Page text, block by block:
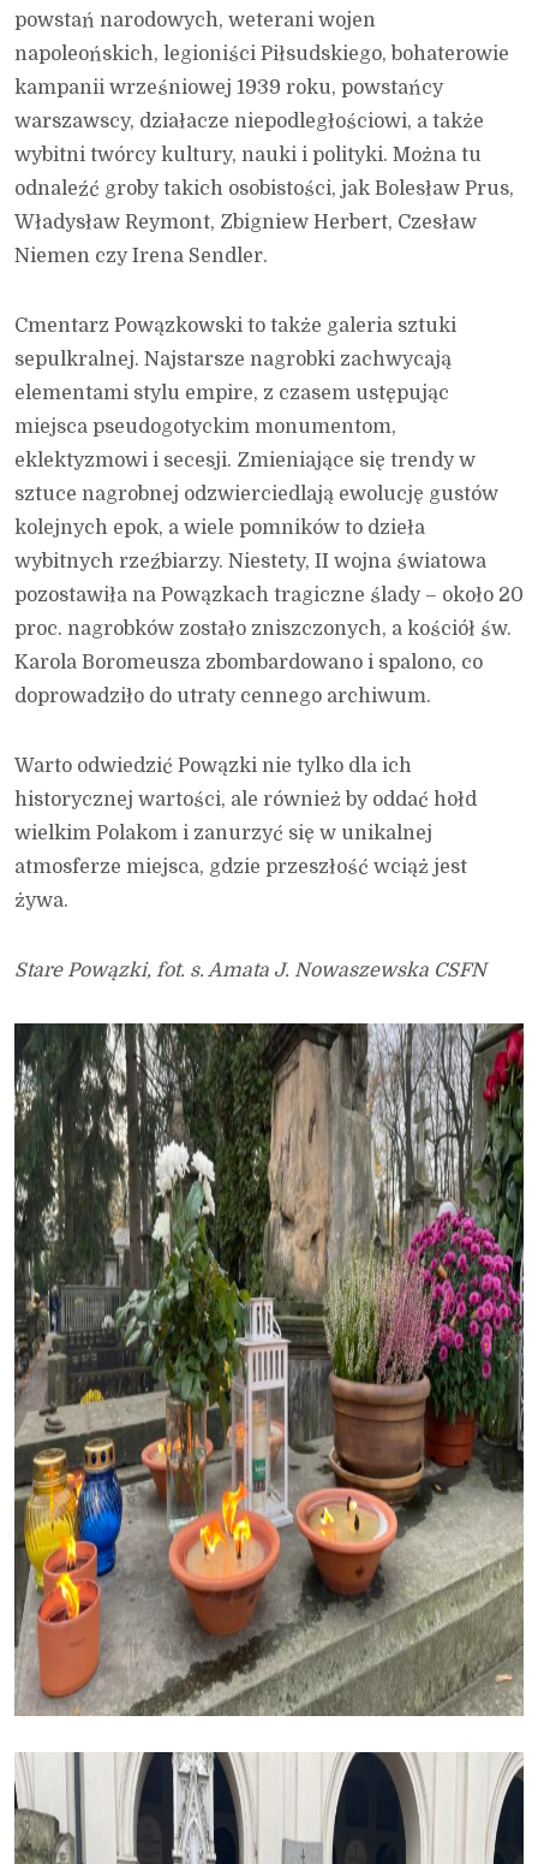
powstań narodowych, weterani wojen
napoleońskich, legioniści Piłsudskiego, bohaterowie
kampanii wrześniowej 1939 roku, powstańcy
warszawscy, działacze niepodległościowi, a także
wybitni twórcy kultury, nauki i polityki. Można tu
odnaleźć groby takich osobistości, jak Bolesław Prus,
Władysław Reymont, Zbigniew Herbert, Czesław
Niemen czy Irena Sendler.
Cmentarz Powązkowski to także galeria sztuki
sepulkralnej. Najstarsze nagrobki zachwycają
elementami stylu empire, z czasem ustępując
miejsca pseudogotyckim monumentom,
eklektyzmowi i secesji. Zmieniające się trendy w
sztuce nagrobnej odzwierciedlają ewolucję gustów
kolejnych epok, a wiele pomników to dzieła
wybitnych rzeźbiarzy. Niestety, II wojna światowa
pozostawiła na Powązkach tragiczne ślady – około 20
proc. nagrobków zostało zniszczonych, a kościół św.
Karola Boromeusza zbombardowano i spalono, co
doprowadziło do utraty cennego archiwum.
Warto odwiedzić Powązki nie tylko dla ich
historycznej wartości, ale również by oddać hołd
wielkim Polakom i zanurzyć się w unikalnej
atmosferze miejsca, gdzie przeszłość wciąż jest
żywa.
Stare Powązki, fot. s. Amata J. Nowaszewska CSFN